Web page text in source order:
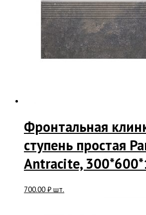
Фронтальная
ступень простая
Antracite,
700.00 ₽ шт.